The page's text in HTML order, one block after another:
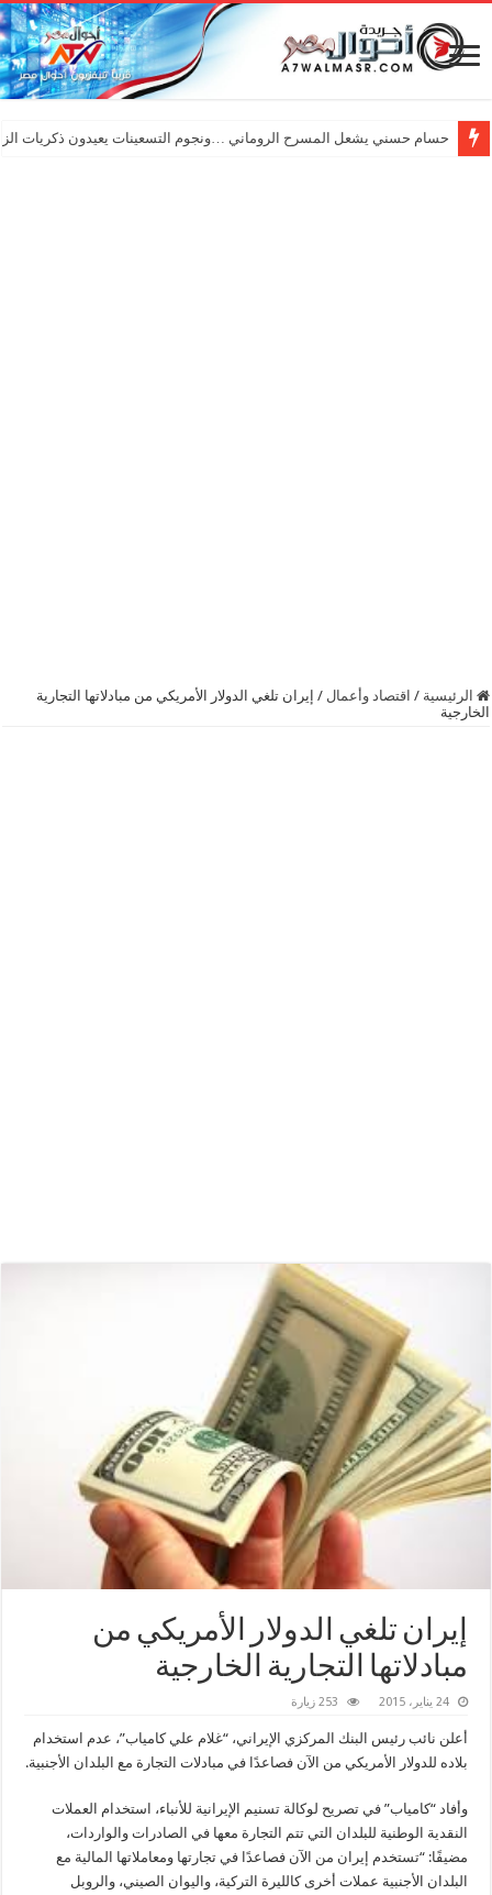
حسام حسني يشعل المسرح الروماني …ونجوم التسعينات يعيدون ذكريات
الرئيسية / اقتصاد وأعمال / إيران تلغي الدولار الأمريكي من مبادلاتها التجارية
الخارجية
إيران تلغي الدولار الأمريكي من
مبادلاتها التجارية الخارجية
24 يناير، 2015 253 زيارة
أعلن نائب رئيس البنك المركزي الإيراني، “غلام علي كامياب”، عدم استخدام
بلاده للدولار الأمريكي من الآن فصاعدًا في مبادلات التجارة مع البلدان الأجنبية.
وأفاد “كامياب” في تصريح لوكالة تسنيم الإيرانية للأنباء، استخدام العملات
النقدية الوطنية للبلدان التي تتم التجارة معها في الصادرات والواردات،
مضيفًا: “تستخدم إيران من الآن فصاعدًا في تجارتها ومعاملاتها المالية مع
البلدان الأجنبية عملات أخرى كالليرة التركية، واليوان الصيني، والروبل